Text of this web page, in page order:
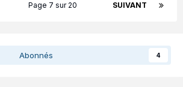
SUIVANT
Page 7 sur 20
Abonnés 4